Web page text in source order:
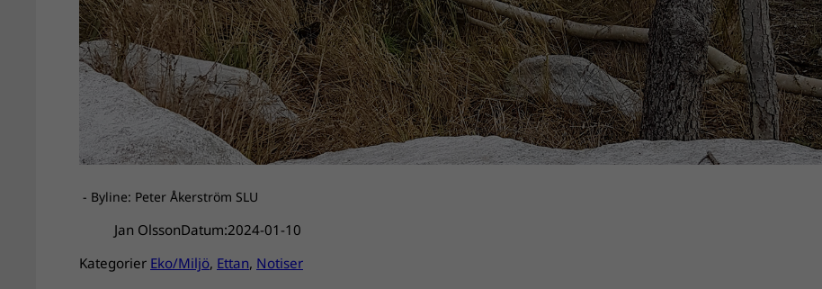
- Byline: Peter Åkerström SLU
Jan OlssonDatum:2024-01-10
Kategorier Eko/Miljö, Ettan, Notiser